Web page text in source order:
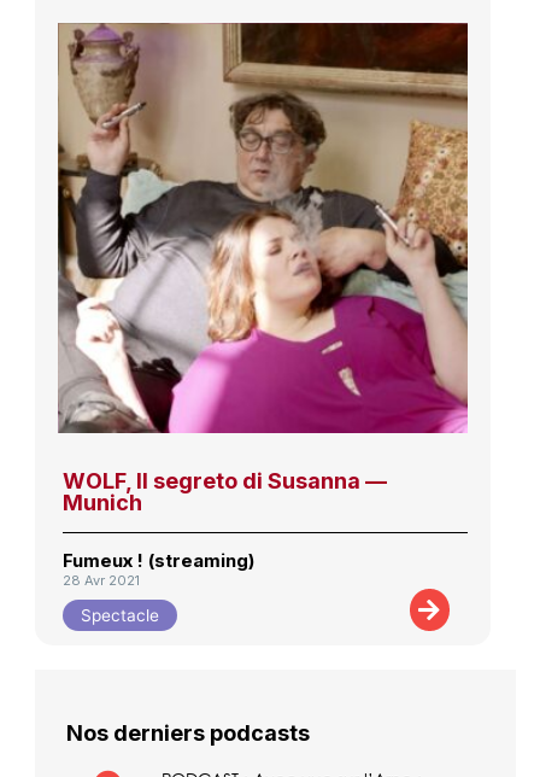
WOLF, Il segreto di Susanna —
Munich
Fumeux ! (streaming)
28 Avr 2021
Spectacle
Nos derniers podcasts